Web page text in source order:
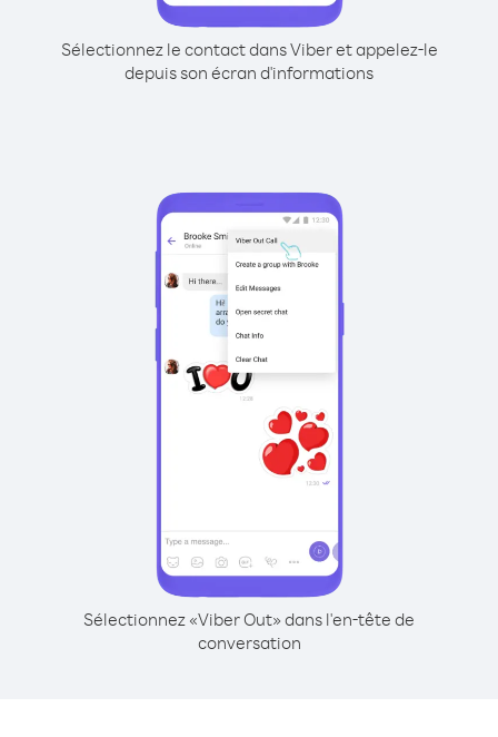
Sélectionnez le contact dans Viber et appelez-le
depuis son écran d'informations
Sélectionnez «Viber Out» dans l'en-tête de
conversation